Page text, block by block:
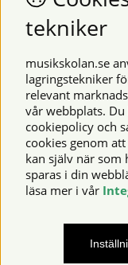
© 2026
tekniker
musikskolan.se
lagringstekniker
relevant
vår webbplats.
cookiepolicy och
cookies genom
kan själv när som
sparas i din
läsa mer i vår